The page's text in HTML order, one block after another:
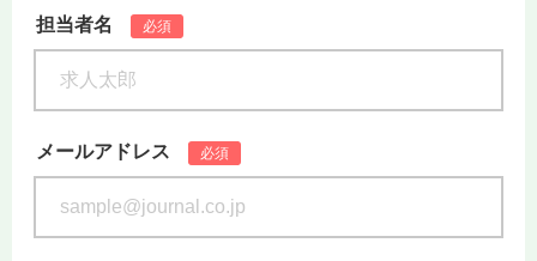
担当者名 必須
メールアドレス 必須